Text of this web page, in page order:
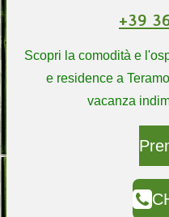
+39
Scopri la comodità e
e residence a
vacanza